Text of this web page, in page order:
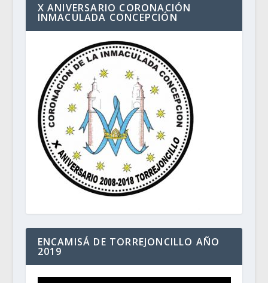
X ANIVERSARIO CORONACIÓN
INMACULADA CONCEPCIÓN
ENCAMISÁ DE TORREJONCILLO AÑO
2019